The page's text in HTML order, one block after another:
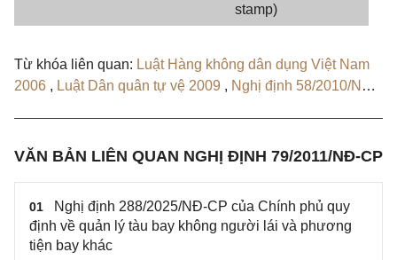
stamp)
Từ khóa liên quan: Luật Hàng không dân dụng Việt Nam
2006 , Luật Dân quân tự vệ 2009 , Nghị định 58/2010/NĐ-
VĂN BẢN LIÊN QUAN NGHỊ ĐỊNH 79/2011/NĐ-CP
01
Nghị định 288/2025/NĐ-CP của Chính phủ quy
định về quản lý tàu bay không người lái và phương
tiện bay khác